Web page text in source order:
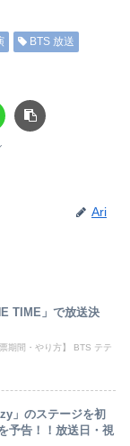
BTS 放送
Ari
TIME」で放送決
期間・やり方】 BTS テテ
」のステージを初
予告！！放送日・視